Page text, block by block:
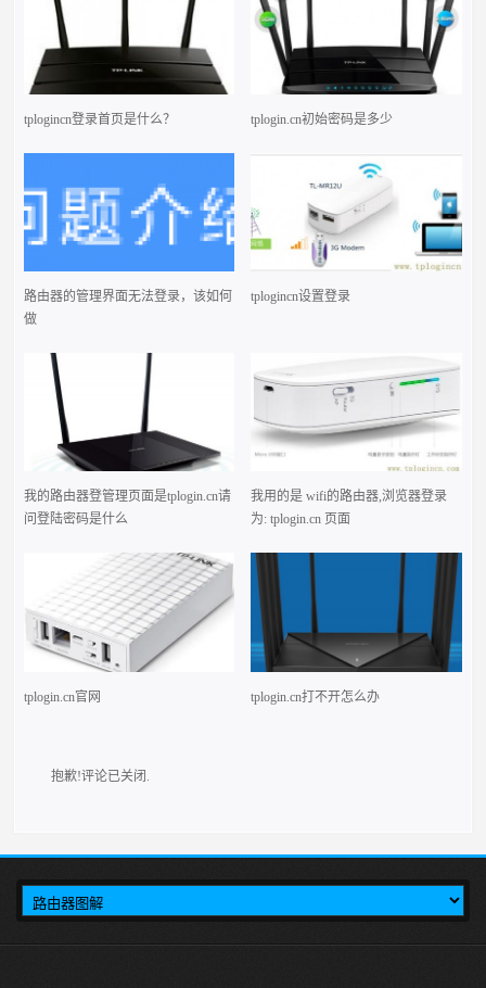
tplogincn登录首页是什么？ tplogin.cn初始密码是多少
路由器的管理界面无法登录，该如何
做
tplogincn设置登录
我的路由器登管理页面是tplogin.cn请
问登陆密码是什么
我用的是 wifi的路由器,浏览器登录
为: tplogin.cn 页面
tplogin.cn官网 tplogin.cn打不开怎么办
抱歉!评论已关闭.